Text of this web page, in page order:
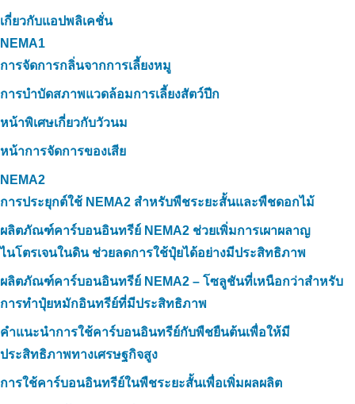
เกี่ยวกับแอปพลิเคชั่น
NEMA1
การจัดการกลิ่นจากการเลี้ยงหมู
การบำบัดสภาพแวดล้อมการเลี้ยงสัตว์ปีก
หน้าพิเศษเกี่ยวกับวัวนม
หน้าการจัดการของเสีย
NEMA2
การประยุกต์ใช้ NEMA2 สำหรับพืชระยะสั้นและพืชดอกไม้
ผลิตภัณฑ์คาร์บอนอินทรีย์ NEMA2 ช่วยเพิ่มการเผาผลาญ
ไนโตรเจนในดิน ช่วยลดการใช้ปุ๋ยได้อย่างมีประสิทธิภาพ
ผลิตภัณฑ์คาร์บอนอินทรีย์ NEMA2 – โซลูชันที่เหนือกว่าสำหรับ
การทำปุ๋ยหมักอินทรีย์ที่มีประสิทธิภาพ
คำแนะนำการใช้คาร์บอนอินทรีย์กับพืชยืนต้นเพื่อให้มี
ประสิทธิภาพทางเศรษฐกิจสูง
การใช้คาร์บอนอินทรีย์ในพืชระยะสั้นเพื่อเพิ่มผลผลิต